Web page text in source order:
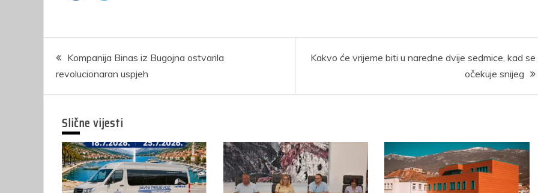
Navigacija
članaka
Kompanija Binas iz Bugojna ostvarila
revolucionaran uspjeh
Kakvo će vrijeme biti u naredne dvije sedmice, kad se
očekuje snijeg
Slične vijesti